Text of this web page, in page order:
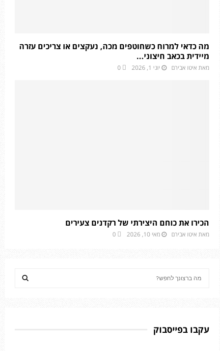
מה כדאי למרוח כשחוטפים מכה, נעקצים או צריכים עזרה
מיידית בכאב חיצוני...
מאת איטו אבירם יוני 1, 2026 0
הכירו את כוחם היצירתי של רקדנים צעירים
מאת איטו אבירם מאי 10, 2026 0
h
f
עקבו בפייסבוק